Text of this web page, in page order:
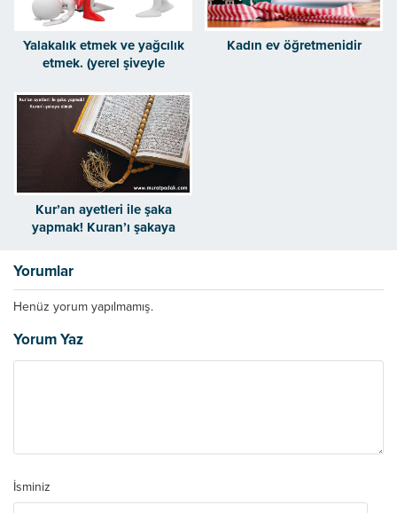
Yalakalık etmek ve yağcılık
etmek. (yerel şiveyle
Kadın ev öğretmenidir
Kur’an ayetleri ile şaka
yapmak! Kuran’ı şakaya
Yorumlar
Henüz yorum yapılmamış.
Yorum Yaz
İsminiz